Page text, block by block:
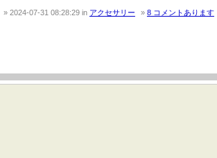
2024-07-31 08:28:29 in アクセサリー 8 コメントあります